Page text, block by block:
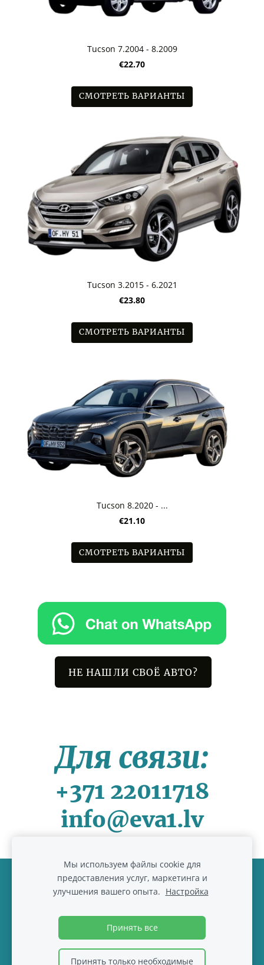
НЕ НАШЛИ СВОЁ АВТО?
Для связи:
+371 22011718
info@eva1.lv
Tucson 7.2004 - 8.2009
€22.70
СМОТРЕТЬ ВАРИАНТЫ
Tucson 3.2015 - 6.2021
€23.80
СМОТРЕТЬ ВАРИАНТЫ
Tucson 8.2020 - ...
€21.10
СМОТРЕТЬ ВАРИАНТЫ
Файлы cookie
© 2017-2026www.eva1.lv , IK "Eva paklajs"
Мы используем файлы cookie для
предоставления услуг, маркетинга и
улучшения вашего опыта. Настройка
Принять все
Принять только необходимые